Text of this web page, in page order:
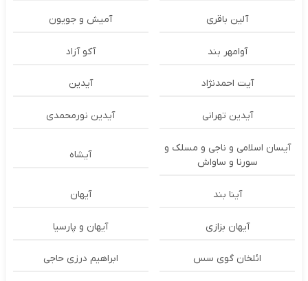
آلین باقری آمیش و جویون
آوامهر بند آکو آزاد
آیت احمدنژاد آیدین
آیدین تهرانی آیدین نورمحمدی
آیسان اسلامی و ناجی و مسلک و
سورنا و ساواش
آیشاه
آینا بند آیهان
آیهان بزازی آیهان و پارسیا
ائلخان گوی سس ابراهیم درزی حاجی